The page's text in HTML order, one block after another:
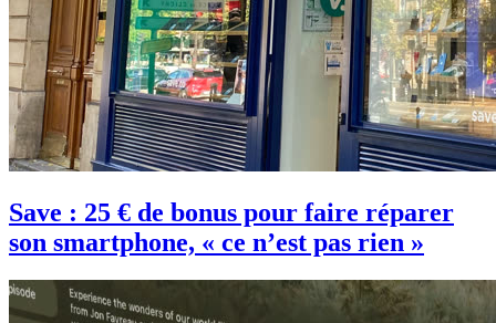
Save : 25 € de bonus pour faire réparer
son smartphone, « ce n’est pas rien »